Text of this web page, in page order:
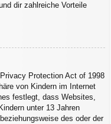
dir zahlreiche Vorteile
Protection Act of 1998
von Kindern im Internet
festlegt, dass Websites,
unter 13 Jahren
des oder der